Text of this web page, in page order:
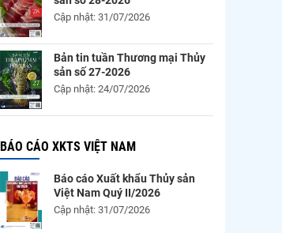
Cập nhật: 31/07/2026
Bản tin tuần Thương mại Thủy
sản số 27-2026
Cập nhật: 24/07/2026
BÁO CÁO XKTS VIỆT NAM
Báo cáo Xuất khẩu Thủy sản
Việt Nam Quý II/2026
Cập nhật: 31/07/2026